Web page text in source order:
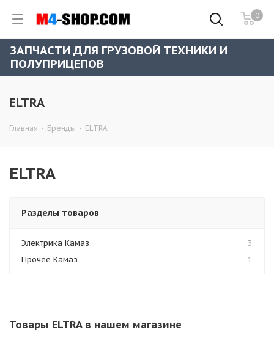
0
ЗАПЧАСТИ ДЛЯ ГРУЗОВОЙ ТЕХНИКИ И
ПОЛУПРИЦЕПОВ
ELTRA
Главная - Бренды - ELTRA
ELTRA
Разделы товаров
Электрика Камаз
3
Прочее Камаз
1
Товары ELTRA в нашем магазине